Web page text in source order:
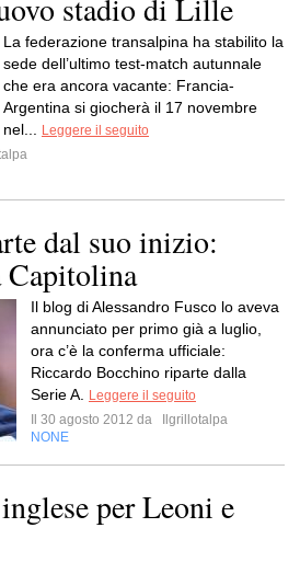
stadio di Lille
La federazione transalpina ha stabilito la
sede dell’ultimo test-match autunnale
che era ancora vacante: Francia-
Argentina si giocherà il 17 novembre
nel...
Leggere il seguito
dal suo inizio:
Capitolina
Il blog di Alessandro Fusco lo aveva
annunciato per primo già a luglio,
ora c’è la conferma ufficiale:
Riccardo Bocchino riparte dalla
Serie A.
Leggere il seguito
Il 30 agosto 2012 da
Ilgrillotalpa
NONE
per Leoni e